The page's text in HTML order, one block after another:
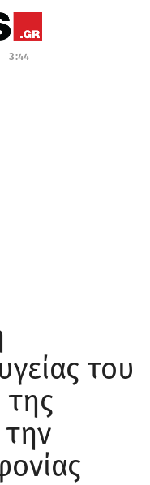
3:44
του